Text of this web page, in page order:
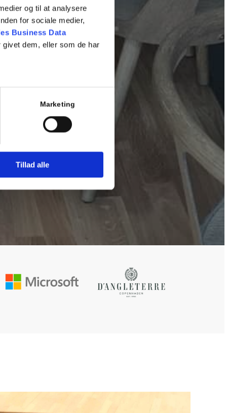
og til at analysere
for sociale medier,
Business Data
dem, eller som de har
Marketing
Tillad alle